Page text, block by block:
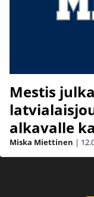
Mestis
alkavalle
Miska Miettinen |